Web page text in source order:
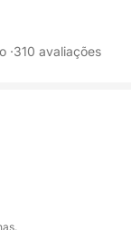
alugar
uma
dourada
·310 avaliações